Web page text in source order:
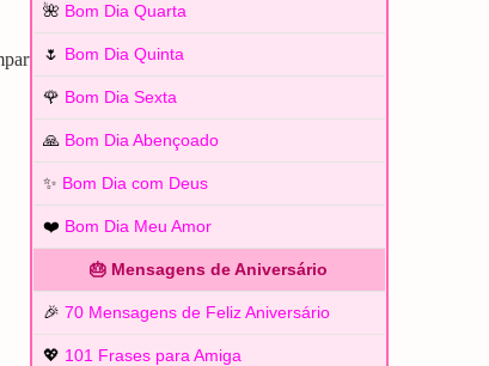
🌺 Bom Dia Quarta
🌷 Bom Dia Quinta
🌹 Bom Dia Sexta
🙏 Bom Dia Abençoado
✨ Bom Dia com Deus
❤️ Bom Dia Meu Amor
🎂 Mensagens de Aniversário
🎉 70 Mensagens de Feliz Aniversário
💖 101 Frases para Amiga